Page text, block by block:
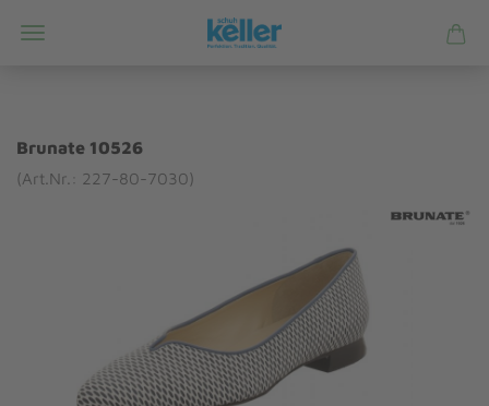
Brunate 10526
(Art.Nr.: 227-80-7030)